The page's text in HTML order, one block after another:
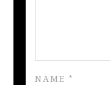
NAME*